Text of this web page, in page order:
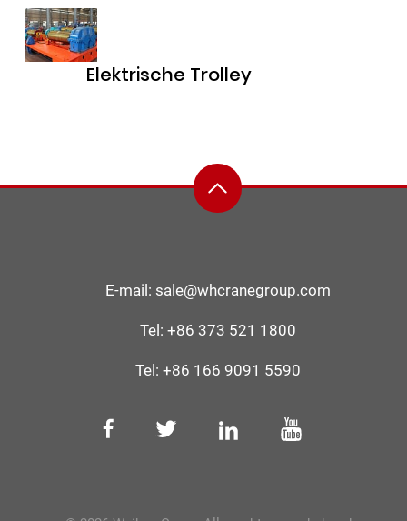
Elektrische Trolley
E-mail: sale@whcranegroup.com
Tel: +86 373 521 1800
Tel: +86 166 9091 5590